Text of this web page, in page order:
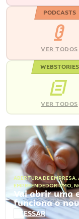
PODCASTS
VER TODOS
WEBSTORIES
VER TODOS
ABERTURA DE EMPRESA,
EMPREENDEDORISMO,
Vai abrir uma
funciona o
ACESSAR